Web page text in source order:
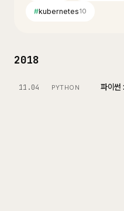
#kubernetes10
2018
11.04 PYTHON